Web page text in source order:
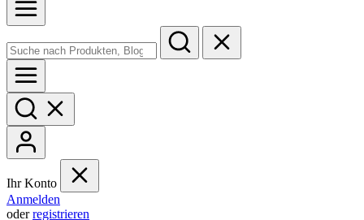
Ihr Konto
Anmelden
oderregistrieren